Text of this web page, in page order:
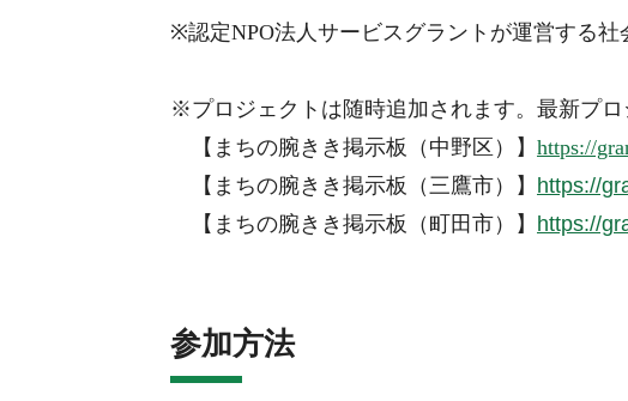
※認定NPO法人サービスグラントが運営する
※プロジェクトは随時追加されます。最新プロ
【まちの腕きき掲示板（中野区）】 https://
【 まちの腕きき掲示板（三鷹市）】 https://
【まちの腕きき掲示板（町田市）】 https://
参加方法